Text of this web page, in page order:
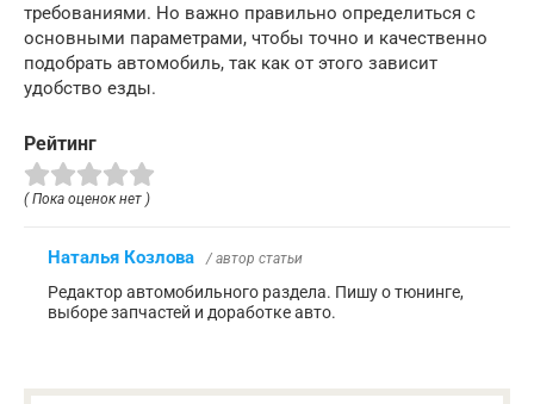
требованиями. Но важно правильно определиться с
основными параметрами, чтобы точно и качественно
подобрать автомобиль, так как от этого зависит
удобство езды.
Рейтинг
( Пока оценок нет )
Наталья Козлова / автор статьи
Редактор автомобильного раздела. Пишу о тюнинге,
выборе запчастей и доработке авто.